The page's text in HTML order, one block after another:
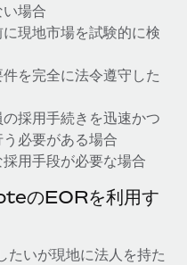
GustoとXeroの統合お
Plus（契約社員管理
も、あらゆる規模の企業が
給与を支給できるようにす
合、機能、改良点をリリー
スを守る方法
場合
現地市場を試験的に検
を完全に法令遵守した
採用手続きを迅速かつ
必要がある場合
用手段が必要な場合
のEORを利用す
たいが現地に法人を持た